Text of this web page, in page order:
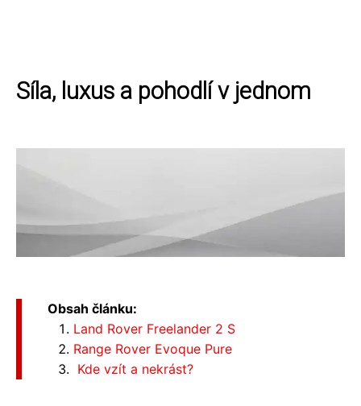
Síla, luxus a pohodlí v jednom
Obsah článku:
Land Rover Freelander 2 S
Range Rover Evoque Pure
Kde vzít a nekrást?